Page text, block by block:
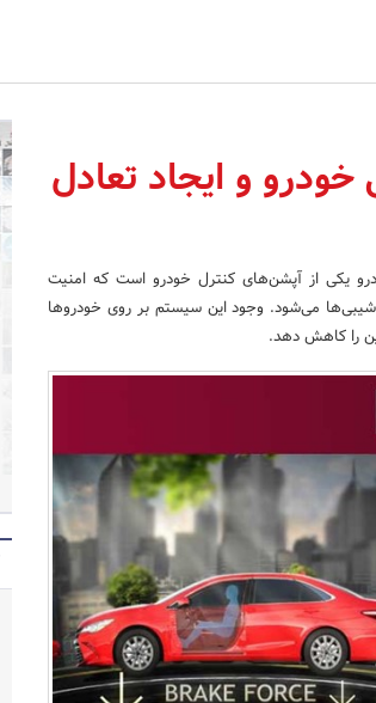
و ایجاد تعادل
یکی از آپشن‌های کنترل خودرو است که امنیت
می‌شود. وجود این سیستم بر روی خودرو‌ها
را کاهش دهد.